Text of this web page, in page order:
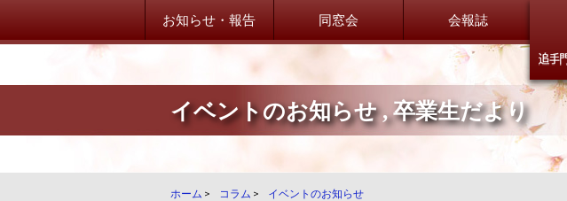
お知らせ・報告
山桜会からのお知らせ
山桜会からのお知らせ
卒業生だより！
委員会だより
総務委員会
同窓会 会報誌
イベントのお知らせ,卒業生だより
ホーム > コラム > イベントのお知らせ